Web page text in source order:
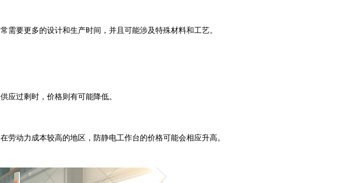
要更多的设计和生产时间，并且可能涉及特殊材料和工艺。
应过剩时，价格则有可能降低。
动力成本较高的地区，防静电工作台的价格可能会相应升高。